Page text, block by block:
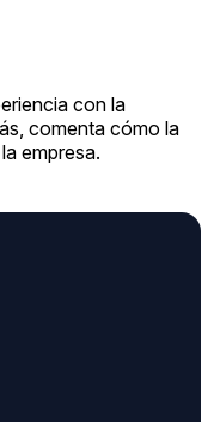
con la
comenta cómo la
empresa.